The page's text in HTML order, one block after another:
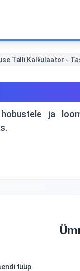
Talli Kalkulaator -
ja
tüüp